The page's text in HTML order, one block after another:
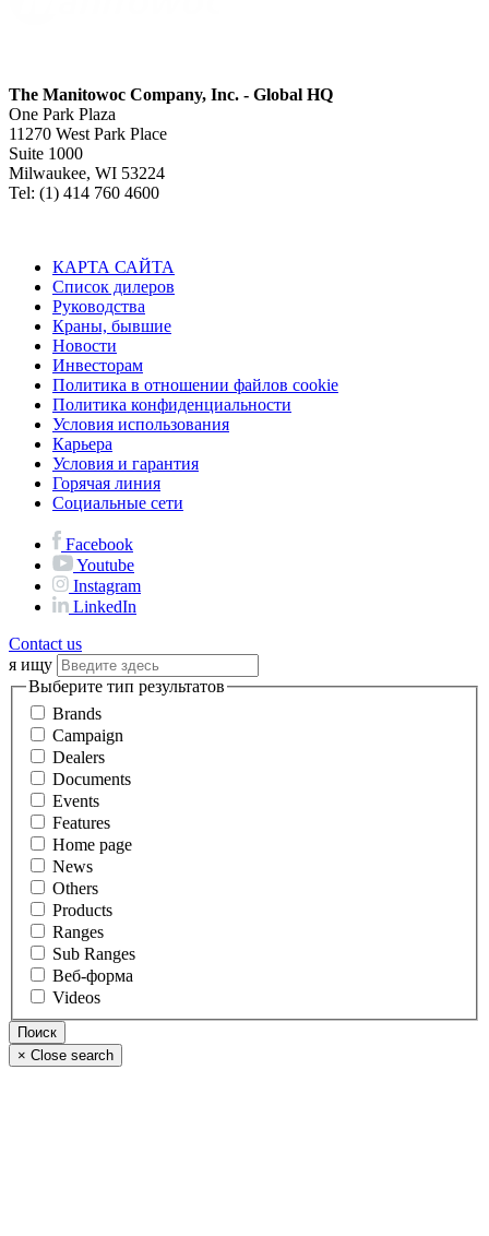
The Manitowoc Company, Inc. - Global HQ
One Park Plaza
11270 West Park Place
Suite 1000
Milwaukee, WI 53224
Tel: (1) 414 760 4600
КАРТА САЙТА
Список дилеров
Руководства
Краны, бывшие
Новости
Инвесторам
Политика в отношении файлов cookie
Политика конфиденциальности
Условия использования
Карьера
Условия и гарантия
Горячая линия
Социальные сети
Facebook
Youtube
Instagram
LinkedIn
Contact us
я ищу
Выберите тип результатов
Brands
Campaign
Dealers
Documents
Events
Features
Home page
News
Others
Products
Ranges
Sub Ranges
Веб-форма
Videos
× Close search